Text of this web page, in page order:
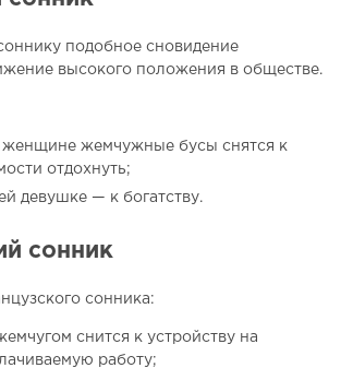
подобное сновидение
высокого положения в обществе.
женщине жемчужные бусы снятся к
отдохнуть;
девушке — к богатству.
сонник
сонника:
снится к устройству на
работу;